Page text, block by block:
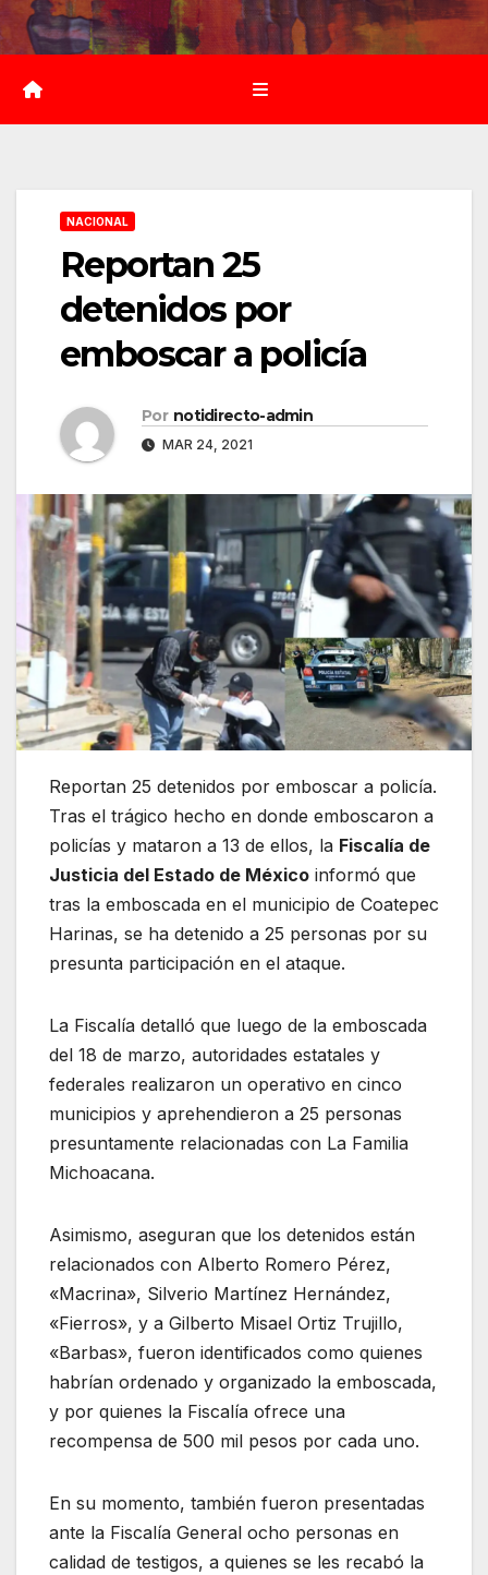
Saltar
al
contenido
NACIONAL
Reportan 25
detenidos por
emboscar a policía
Por notidirecto-admin
MAR 24, 2021
Reportan 25 detenidos por emboscar a policía.
Tras el trágico hecho en donde emboscaron a
policías y mataron a 13 de ellos, la Fiscalía de
Justicia del Estado de México informó que
tras la emboscada en el municipio de Coatepec
Harinas, se ha detenido a 25 personas por su
presunta participación en el ataque.
La Fiscalía detalló que luego de la emboscada
del 18 de marzo, autoridades estatales y
federales realizaron un operativo en cinco
municipios y aprehendieron a 25 personas
presuntamente relacionadas con La Familia
Michoacana.
Asimismo, aseguran que los detenidos están
relacionados con Alberto Romero Pérez,
«Macrina», Silverio Martínez Hernández,
«Fierros», y a Gilberto Misael Ortiz Trujillo,
«Barbas», fueron identificados como quienes
habrían ordenado y organizado la emboscada,
y por quienes la Fiscalía ofrece una
recompensa de 500 mil pesos por cada uno.
En su momento, también fueron presentadas
ante la Fiscalía General ocho personas en
calidad de testigos, a quienes se les recabó la